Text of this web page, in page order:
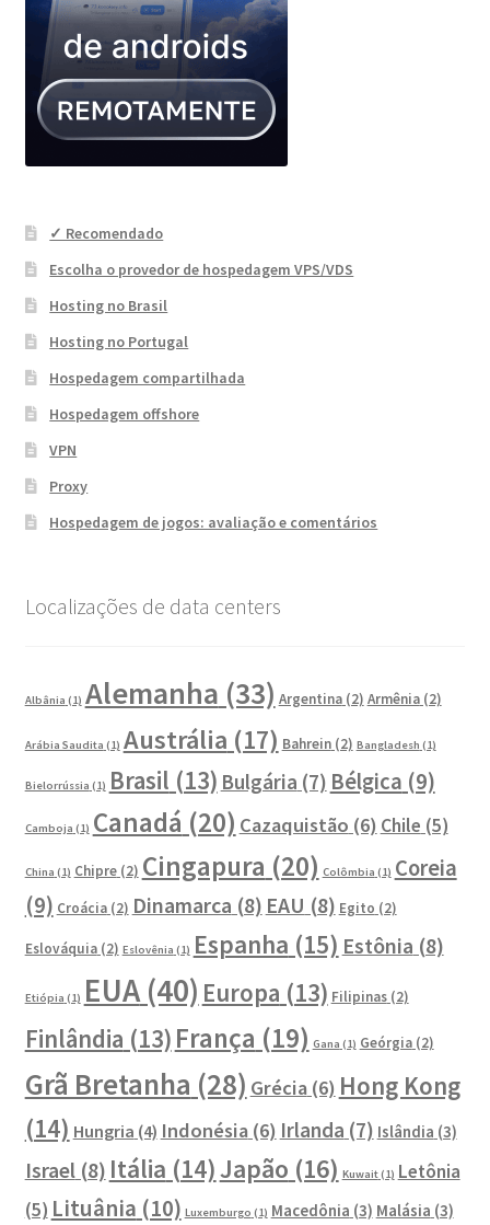
✓ Recomendado
Escolha o provedor de hospedagem VPS/VDS
Hosting no Brasil
Hosting no Portugal
Hospedagem compartilhada
Hospedagem offshore
VPN
Proxy
Hospedagem de jogos: avaliação e comentários
Localizações de data centers
Albânia (1) Alemanha (33) Argentina(2) Armênia(2)
Arábia Saudita (1) Austrália (17) Bahrein(2) Bangladesh (1)
Bielorrússia (1) Brasil (13) Bulgária (7) Bélgica (9)
Camboja (1) Canadá (20) Cazaquistão (6) Chile (5)
China (1) Chipre(2) Cingapura (20) Colômbia (1) Coreia
(9) Croácia(2) Dinamarca (8) EAU (8) Egito (2)
Eslováquia(2) Eslovênia (1) Espanha (15) Estônia (8)
Etiópia (1) EUA(40) Europa (13) Filipinas(2)
Finlândia (13) França (19) Gana (1) Geórgia(2)
Grã Bretanha (28) Grécia(6) Hong Kong
(14) Hungria (4) Indonésia(6) Irlanda (7) Islândia (3)
Israel(8) Itália (14)Japão (16) Kuwait(1) Letônia
(5) Lituânia (10) Luxemburgo (1) Macedônia (3) Malásia (3)